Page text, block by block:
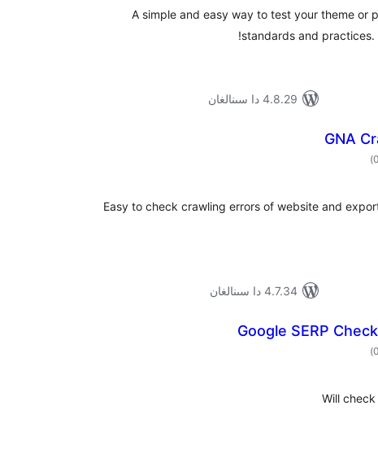
A simple and easy way to test your theme or
standards and
4.8.29 دا سىنالغان
GNA
ئومۇمىي
دەرىجە
)
Easy to check crawling errors of website and
4.7.34 دا سىنالغان
Google SERP
ئومۇمىي
دەرىجە
)
Will